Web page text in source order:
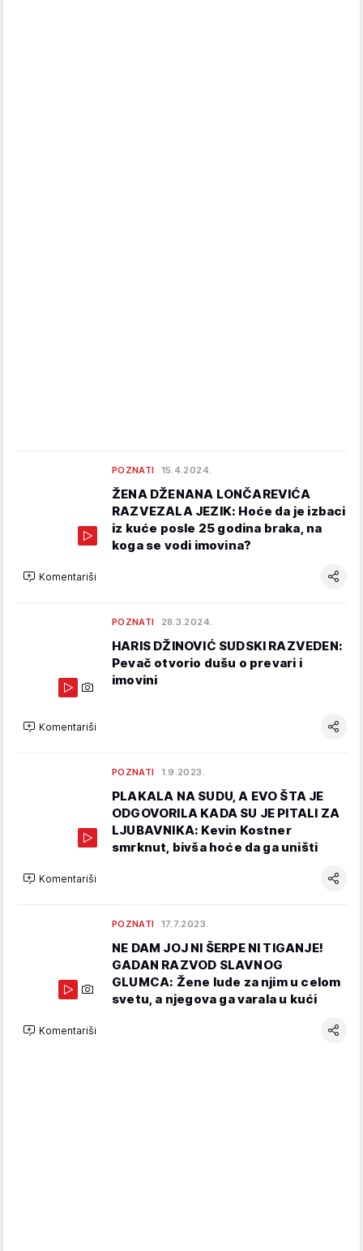
POZNATI 15.4.2024.
ŽENA DŽENANA LONČAREVIĆA
RAZVEZALA JEZIK: Hoće da je izbaci
iz kuće posle 25 godina braka, na
koga se vodi imovina?
Komentariši
POZNATI 28.3.2024.
HARIS DŽINOVIĆ SUDSKI RAZVEDEN:
Pevač otvorio dušu o prevari i
imovini
Komentariši
POZNATI 1.9.2023.
PLAKALA NA SUDU, A EVO ŠTA JE
ODGOVORILA KADA SU JE PITALI ZA
LJUBAVNIKA: Kevin Kostner
smrknut, bivša hoće da ga uništi
Komentariši
POZNATI 17.7.2023.
NE DAM JOJ NI ŠERPE NI TIGANJE!
GADAN RAZVOD SLAVNOG
GLUMCA: Žene lude za njim u celom
svetu, a njegova ga varala u kući
Komentariši